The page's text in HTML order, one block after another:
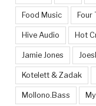
Food Music Four
Hive Audio Hot
Jamie Jones
Kotelett & Zadak
Mollono.Bass